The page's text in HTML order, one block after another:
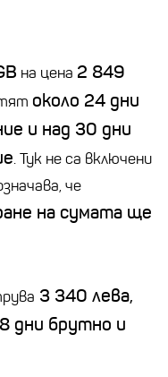
на цена 2 849
около 24 дни
и над 30 дни
. Тук не са включени
че
на сумата ще
3 340 лева,
дни брутно и